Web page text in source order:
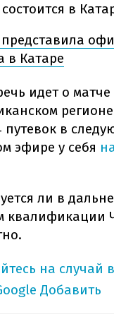
в
в Катаре
идет о
путевок в
эфире у себя
ли в
квалификации
на случай
Добавить